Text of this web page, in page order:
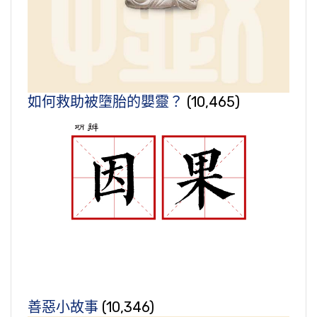
如何救助被墮胎的嬰靈？ (10,465)
善惡小故事 (10,346)